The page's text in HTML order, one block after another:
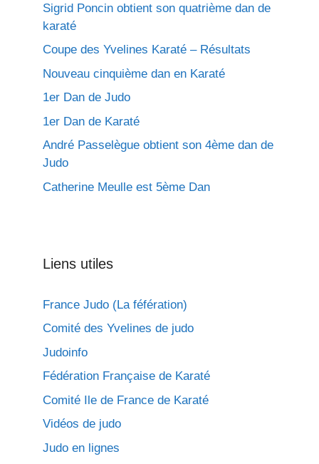
Sigrid Poncin obtient son quatrième dan de
karaté
Coupe des Yvelines Karaté – Résultats
Nouveau cinquième dan en Karaté
1er Dan de Judo
1er Dan de Karaté
André Passelègue obtient son 4ème dan de
Judo
Catherine Meulle est 5ème Dan
Liens utiles
France Judo (La féfération)
Comité des Yvelines de judo
Judoinfo
Fédération Française de Karaté
Comité Ile de France de Karaté
Vidéos de judo
Judo en lignes